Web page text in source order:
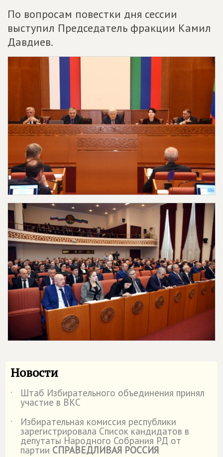
По вопросам повестки дня сессии
выступил Председатель фракции Камил
Давдиев.
Новости
˙ Штаб Избирательного объединения принял
участие в ВКС
˙
Избирательная комиссия республики
зарегистрировала Список кандидатов в
депутаты Народного Собрания РД от
партии СПРАВЕДЛИВАЯ РОССИЯ